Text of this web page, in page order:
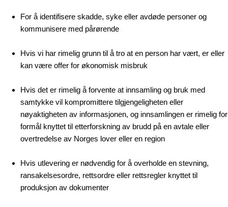
For å identifisere skadde, syke eller avdøde personer og
kommunisere med pårørende
Hvis vi har rimelig grunn til å tro at en person har vært, er eller
kan være offer for økonomisk misbruk
Hvis det er rimelig å forvente at innsamling og bruk med
samtykke vil kompromittere tilgjengeligheten eller
nøyaktigheten av informasjonen, og innsamlingen er rimelig for
formål knyttet til etterforskning av brudd på en avtale eller
overtredelse av Norges lover eller en region
Hvis utlevering er nødvendig for å overholde en stevning,
ransakelsesordre, rettsordre eller rettsregler knyttet til
produksjon av dokumenter